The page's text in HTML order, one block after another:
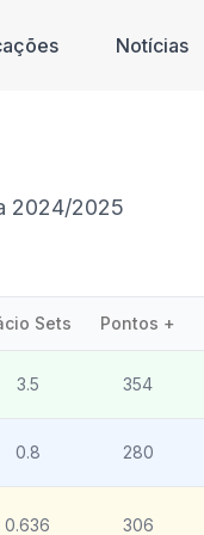
Notícias
2024/2025
Sets Pontos +
3.5 354
0.8 280
0.636 306